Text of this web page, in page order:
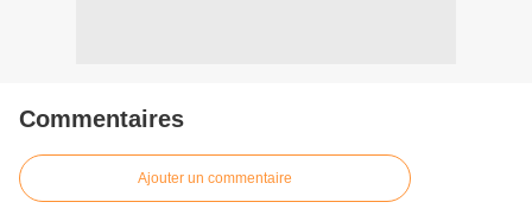
Commentaires
Ajouter un commentaire